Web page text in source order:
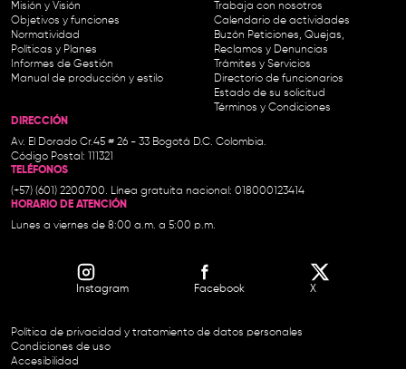
Misión y Visión
Objetivos y funciones
Normatividad
Políticas y Planes
Informes de Gestión
Manual de producción y estilo
Trabaja con nosotros
Calendario de actividades
Buzón Peticiones, Quejas,
Reclamos y Denuncias
Trámites y Servicios
Directorio de funcionarios
Estado de su solicitud
Términos y Condiciones
DIRECCIÓN
Av. El Dorado Cr.45 # 26 - 33 Bogotá D.C. Colombia.
Código Postal: 111321
TELÉFONOS
(+57) (601) 2200700. Línea gratuita nacional: 018000123414
HORARIO DE ATENCIÓN
Lunes a viernes de 8:00 a.m. a 5:00 p.m.
Instagram Facebook X
Política de privacidad y tratamiento de datos personales
Condiciones de uso
Accesibilidad